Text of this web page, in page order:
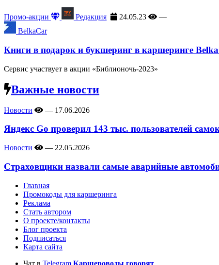
Промо-акции Редакция 24.05.23
—
BelkaCar
Книги в подарок и букшеринг в каршеринге
Сервис участвует в акции «Библионочь-2023»
Важные новости
Новости — 17.06.2026
Яндекс Go проверил 143 тыс. пользователей
Новости — 22.05.2026
Страховщики назвали самые аварийные
Главная
Промокоды для каршеринга
Реклама
Стать автором
О проекте/контакты
Блог проекта
Подписаться
Карта сайта
Чат в Telegram Каршероводы говорят